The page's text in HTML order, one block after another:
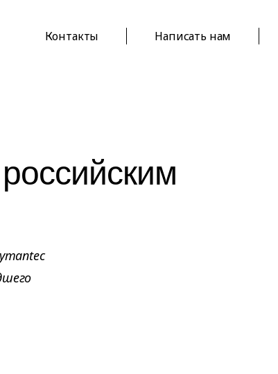
Контакты Написать нам